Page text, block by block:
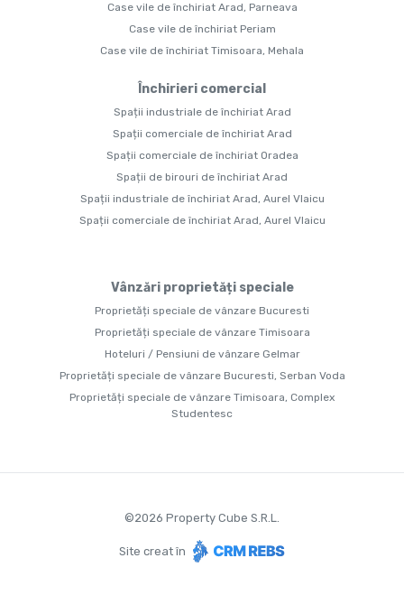
Case vile de închiriat Arad, Parneava
Case vile de închiriat Periam
Case vile de închiriat Timisoara, Mehala
Închirieri comercial
Spații industriale de închiriat Arad
Spații comerciale de închiriat Arad
Spații comerciale de închiriat Oradea
Spații de birouri de închiriat Arad
Spații industriale de închiriat Arad, Aurel Vlaicu
Spații comerciale de închiriat Arad, Aurel Vlaicu
Vânzări proprietăți speciale
Proprietăți speciale de vânzare Bucuresti
Proprietăți speciale de vânzare Timisoara
Hoteluri / Pensiuni de vânzare Gelmar
Proprietăți speciale de vânzare Bucuresti, Serban Voda
Proprietăți speciale de vânzare Timisoara, Complex
Studentesc
©2026 Property Cube S.R.L.
Site creat în